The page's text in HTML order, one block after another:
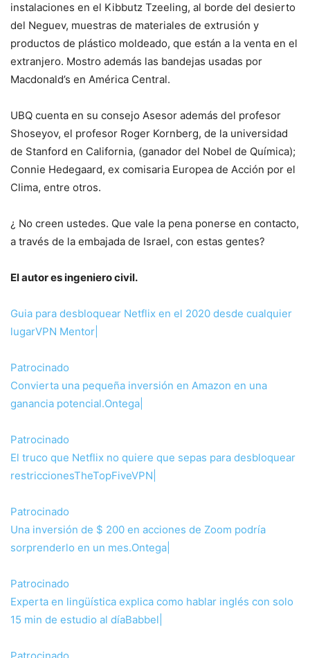
instalaciones en el Kibbutz Tzeeling, al borde del de­sierto
del Neguev, muestras de materiales de extrusión y
productos de plástico mol­deado, que están a la ven­ta en el
extranjero. Mostro además las bandejas usadas por
Macdonald’s en Améri­ca Central.
UBQ cuenta en su conse­jo Asesor además del pro­fesor
Shoseyov, el profesor Roger Kornberg, de la uni­versidad
de Stanford en California, (ganador del Nobel de Química);
Con­nie Hedegaard, ex comisa­ria Europea de Acción por el
Clima, entre otros.
¿ No creen ustedes. Que vale la pena ponerse en contacto,
a través de la em­bajada de Israel, con estas gentes?
El autor esingeniero civil.
Guia para desbloquear Netflix en el 2020 desde cualquier
lugarVPN Mentor
Patrocinado
Convierta una pequeña inversión en Amazon en una
ganancia potencial.Ontega
Patrocinado
El truco que Netflix no quiere que sepas para desbloquear
restriccionesTheTopFiveVPN
Patrocinado
Una inversión de $ 200 en acciones de Zoom podría
sorprenderlo en un mes.Ontega
Patrocinado
Experta en lingüística explica como hablar inglés con solo
15 min de estudio al díaBabbel